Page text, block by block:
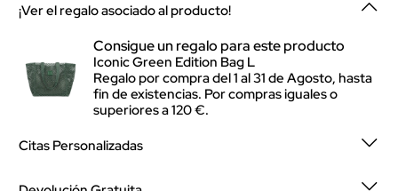
¡Ver el regalo asociado al producto!
Consigue un regalo para este producto
Iconic Green Edition Bag L
Regalo por compra del 1 al 31 de Agosto, hasta
fin de existencias. Por compras iguales o
superiores a 120 €.
Citas Personalizadas